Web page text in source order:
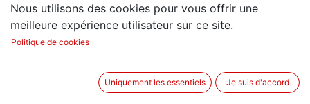
Interlocuteur clé pour vos Solutions Web et
Informatiques
2 rue de la Sénestrais
Nous utilisons des cookies pour vous offrir une
meilleure expérience utilisateur sur ce site.
Politique de cookies
Uniquement les essentiels Je suis d'accord